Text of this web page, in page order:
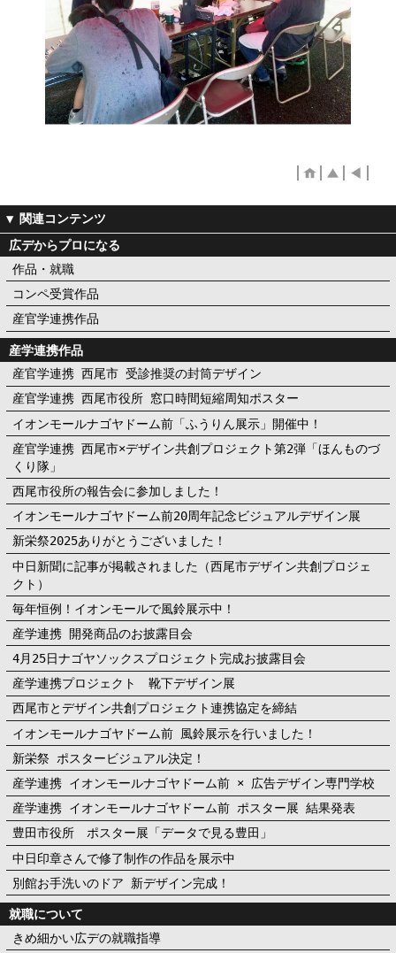
広デからプロになる
作品・就職
コンペ受賞作品
産官学連携作品
産学連携作品
産官学連携 西尾市 受診推奨の封筒デザイン
産官学連携 西尾市役所 窓口時間短縮周知ポスター
イオンモールナゴヤドーム前「ふうりん展示」開催中！
産官学連携 西尾市×デザイン共創プロジェクト第2弾「ほんものづ
くり隊」
西尾市役所の報告会に参加しました！
イオンモールナゴヤドーム前20周年記念ビジュアルデザイン展
新栄祭2025ありがとうございました！
中日新聞に記事が掲載されました（西尾市デザイン共創プロジェ
クト）
毎年恒例！イオンモールで風鈴展示中！
産学連携 開発商品のお披露目会
4月25日ナゴヤソックスプロジェクト完成お披露目会
産学連携プロジェクト 靴下デザイン展
西尾市とデザイン共創プロジェクト連携協定を締結
イオンモールナゴヤドーム前 風鈴展示を行いました！
新栄祭 ポスタービジュアル決定！
産学連携 イオンモールナゴヤドーム前 × 広告デザイン専門学校
産学連携 イオンモールナゴヤドーム前 ポスター展 結果発表
豊田市役所 ポスター展「データで見る豊田」
中日印章さんで修了制作の作品を展示中
別館お手洗いのドア 新デザイン完成！
就職について
きめ細かい広デの就職指導